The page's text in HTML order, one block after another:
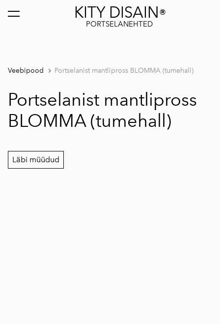
KITY DISAIN®
PORTSELANEHTED
lisati ostukorvi. Vaata ostukorvi
Veebipood Portselanist mantlipross BLOMMA (tumehall)
Portselanist mantlipross
BLOMMA (tumehall)
Läbi müüdud